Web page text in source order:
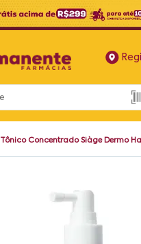
Tônico Concentrado Siàge Dermo